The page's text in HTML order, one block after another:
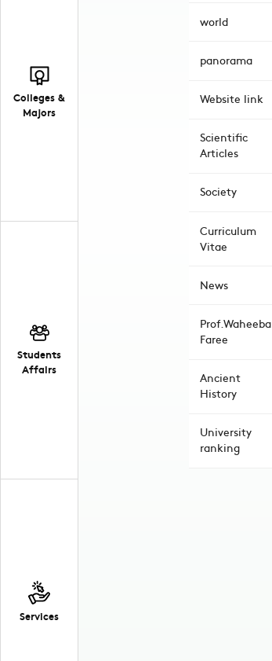
Colleges &
Majors
Students
Affairs
Services
world
panorama
Website link
Scientific
Articles
Society
Curriculum
Vitae
News
Prof.Waheeba
Faree
Ancient
History
University
ranking